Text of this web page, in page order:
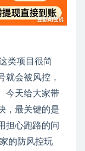
类项目很简
就会被风控，
今天给大家带
，最关键的是
担心跑路的问
的防风控玩